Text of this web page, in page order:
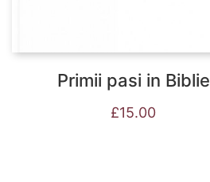
Primii pasi in Biblie
£15.00